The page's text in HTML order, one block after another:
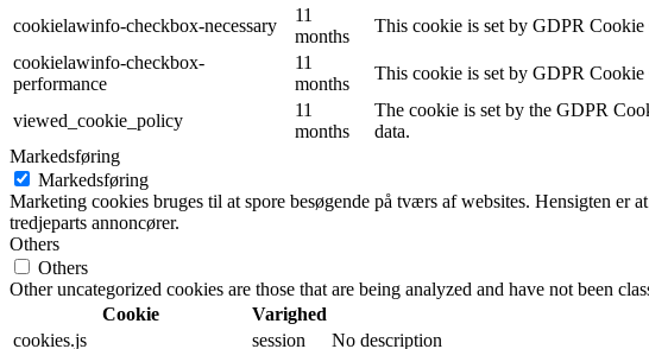
cookielawinfo-checkbox-necessary
11
months
This cookie is set by GDPR Cookie
cookielawinfo-checkbox-
performance
11
months
This cookie is set by GDPR Cookie
viewed_cookie_policy
11
months
The cookie is set by the GDPR
data.
Markedsføring
Markedsføring
Marketing cookies bruges til at spore besøgende på tværs af websites. Hensigten er
tredjeparts annoncører.
Others
Others
Other uncategorized cookies are those that are being analyzed and have not been
Cookie
Varighed
cookies.js
session No description